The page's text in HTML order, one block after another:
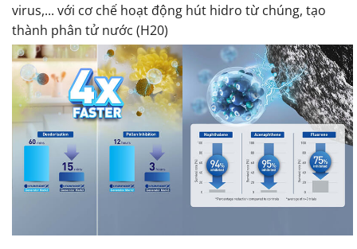
virus,... với cơ chế hoạt động hút hidro từ chúng, tạo
thành phân tử nước (H20)